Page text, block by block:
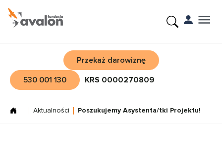
Przekaż darowiznę
530 001 130
KRS 0000270809
Aktualności Poszukujemy Asystenta/tki Projektu!